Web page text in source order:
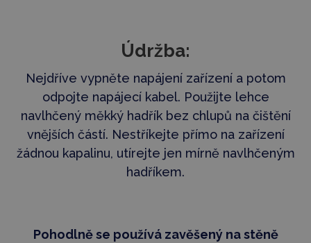
Údržba:
Nejdříve vypněte napájení zařízení a potom
odpojte napájecí kabel. Použijte lehce
navlhčený měkký hadřík bez chlupů na čištění
vnějších částí. Nestříkejte přímo na zařízení
žádnou kapalinu, utírejte jen mírně navlhčeným
hadříkem.
Pohodlně se používá zavěšený na stěně